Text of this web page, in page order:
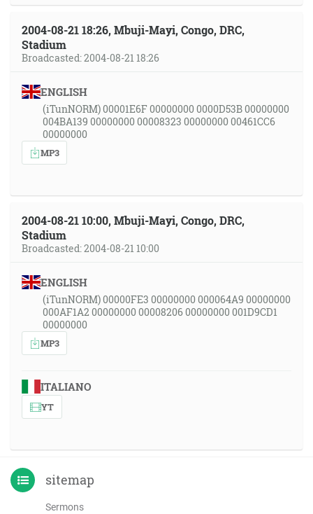
2004-08-21 18:26, Mbuji-Mayi, Congo, DRC,
Stadium
Broadcasted: 2004-08-21 18:26
ENGLISH
(iTunNORM) 00001E6F 00000000 0000D53B 00000000
004BA139 00000000 00008323 00000000 00461CC6
00000000
MP3
2004-08-21 10:00, Mbuji-Mayi, Congo, DRC,
Stadium
Broadcasted: 2004-08-21 10:00
ENGLISH
(iTunNORM) 00000FE3 00000000 000064A9 00000000
000AF1A2 00000000 00008206 00000000 001D9CD1
00000000
MP3
ITALIANO
YT
sitemap
Sermons